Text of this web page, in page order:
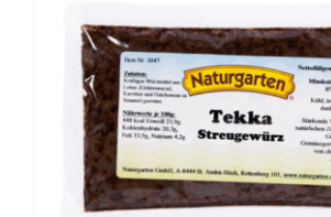
WEIST
AUF.
DIE
AUF